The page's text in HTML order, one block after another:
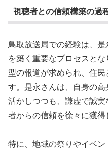
視聴者との信頼構築の過
鳥取放送局での経験は、
を築く重要なプロセスと
型の報道が求められ、住
す。是永さんは、自身の
活かしつつも、謙虚で誠
者からの信頼を徐々に獲得
特に、地域の祭りやイベ